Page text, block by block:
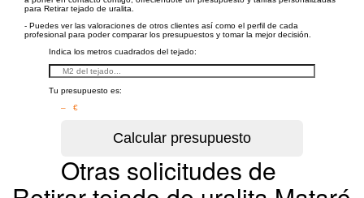
para Retirar tejado de uralita.
- Puedes ver las valoraciones de otros clientes así como el perfil de cada
profesional para poder comparar los presupuestos y tomar la mejor decisión.
Indica los metros cuadrados del tejado:
Tu presupuesto es:
– €
Otras solicitudes de